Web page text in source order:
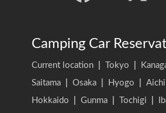
Camping Car
Current location Tokyo
Saitama
Osaka Hyogo Aichi
Hokkaido
Gunma Tochigi